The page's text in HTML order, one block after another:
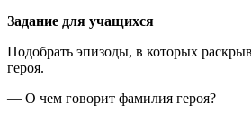
Задание для учащихся
Подобрать эпизоды, в которых
героя.
— О чем говорит фамилия героя?